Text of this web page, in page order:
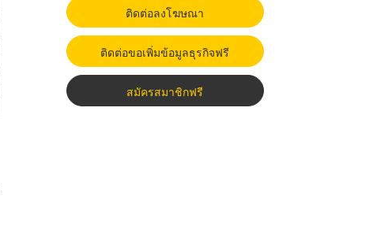
ติดต่อลงโฆษณา
ติดต่อขอเพิ่มข้อมูลธุรกิจฟรี
สมัครสมาชิกฟรี